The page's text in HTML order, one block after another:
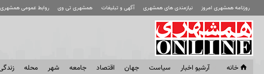
روزنامه همشهری امروز نیازمندی های همشهری آگهی و تبلیغات همشهری تی وی روابط عمومی همشهری
خانه آرشیو اخبار سياست جهان اقتصاد جامعه شهر محله